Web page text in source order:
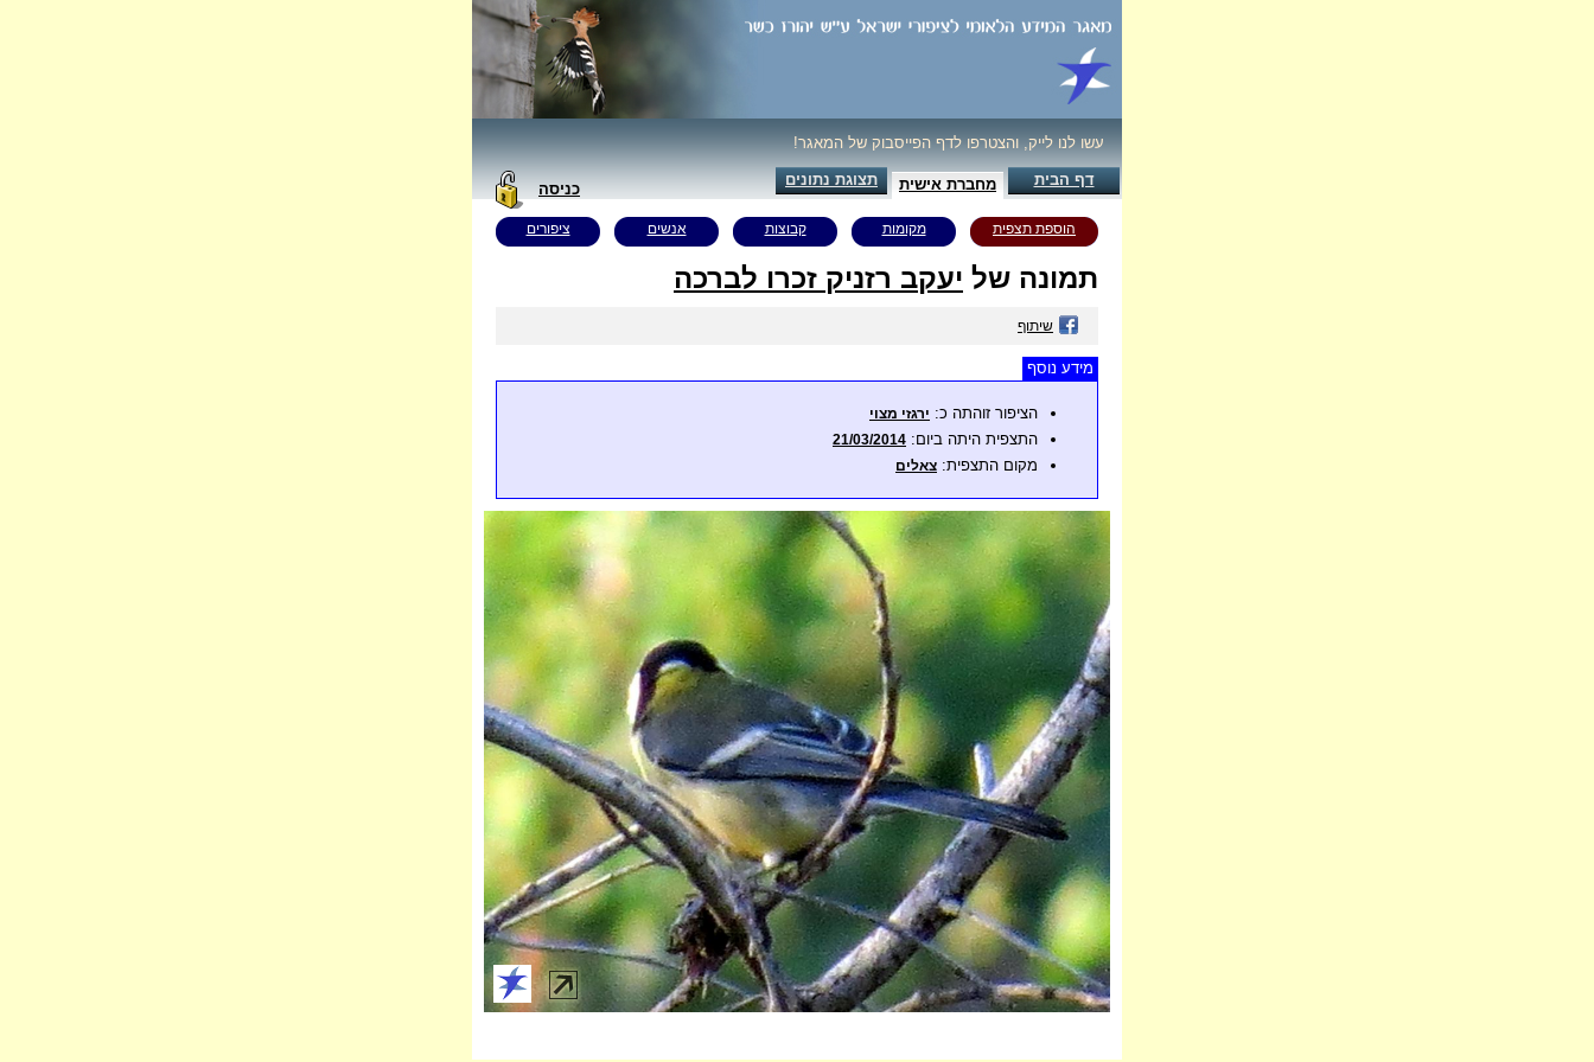
עשו לנו לייק, והצטרפו לדף הפייסבוק של המאגר!
דף הבית מחברת אישית תצוגת נתונים
כניסה
הוספת תצפית מקומות קבוצות אנשים ציפורים
תמונה של יעקב רזניק זכרו לברכה
שיתוף
מידע נוסף
הציפור זוהתה כ: ירגזי מצוי
התצפית היתה ביום: 21/03/2014
מקום התצפית: צאלים